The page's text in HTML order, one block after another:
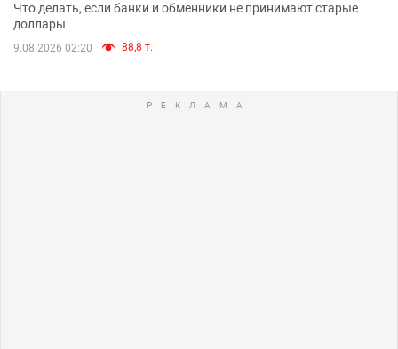
Что делать, если банки и обменники не принимают старые
доллары
9.08.2026 02:20 88,8 т.